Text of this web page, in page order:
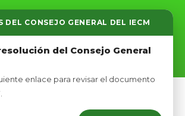
DEL CONSEJO GENERAL DEL IECM
del Consejo General
enlace para revisar el documento